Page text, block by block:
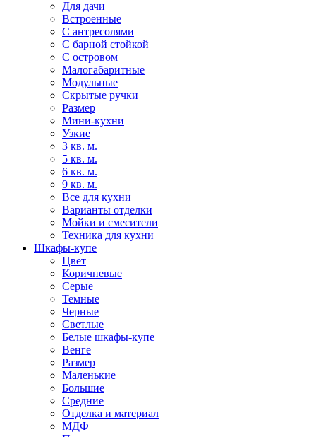
Для дачи
Встроенные
С антресолями
С барной стойкой
С островом
Малогабаритные
Модульные
Скрытые ручки
Размер
Мини-кухни
Узкие
3 кв. м.
5 кв. м.
6 кв. м.
9 кв. м.
Все для кухни
Варианты отделки
Мойки и смесители
Техника для кухни
Шкафы-купе
Цвет
Коричневые
Серые
Темные
Черные
Светлые
Белые шкафы-купе
Венге
Размер
Маленькие
Большие
Средние
Отделка и материал
МДФ